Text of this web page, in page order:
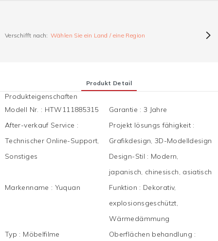
Verschifft nach: Wählen Sie ein Land / eine Region
Produkt Detail
Produkteigenschaften
Modell Nr. : HTW111885315 Garantie : 3 Jahre
After-verkauf Service :
Technischer Online-Support,
Sonstiges
Projekt lösungs fähigkeit :
Grafikdesign, 3D-Modelldesign
Design-Stil : Modern,
japanisch, chinesisch, asiatisch
Markenname : Yuquan Funktion : Dekorativ,
explosionsgeschützt,
Wärmedämmung
Typ : Möbelfilme Oberflächen behandlung :